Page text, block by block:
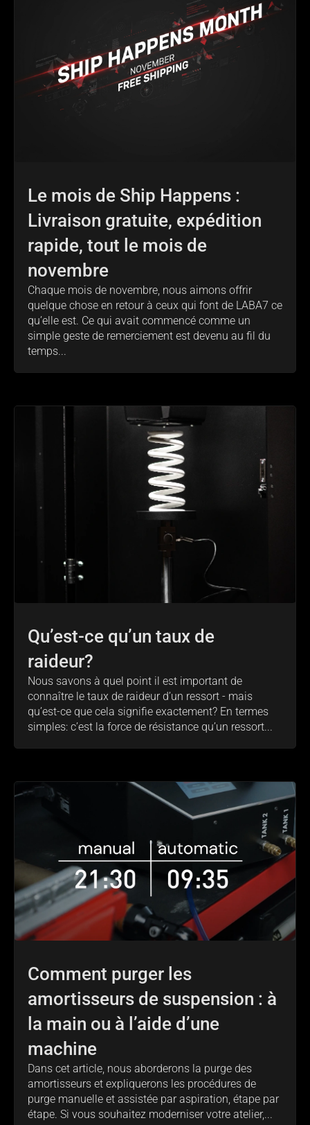
Le mois de Ship Happens :
Livraison gratuite, expédition
rapide, tout le mois de
novembre
Chaque mois de novembre, nous aimons offrir
quelque chose en retour à ceux qui font de LABA7 ce
qu’elle est. Ce qui avait commencé comme un
simple geste de remerciement est devenu au fil du
temps...
Qu’est-ce qu’un taux de
raideur?
Nous savons à quel point il est important de
connaître le taux de raideur d’un ressort - mais
qu’est-ce que cela signifie exactement? En termes
simples: c’est la force de résistance qu’un ressort...
Comment purger les
amortisseurs de suspension : à
la main ou à l’aide d’une
machine
Dans cet article, nous aborderons la purge des
amortisseurs et expliquerons les procédures de
purge manuelle et assistée par aspiration, étape par
étape. Si vous souhaitez moderniser votre atelier,...